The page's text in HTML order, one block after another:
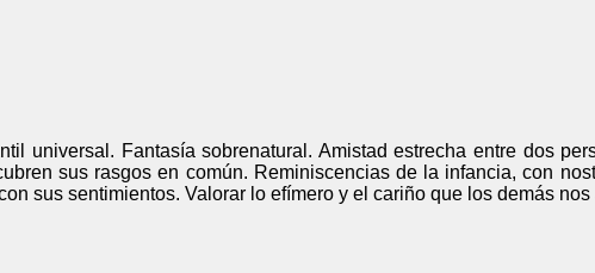
universal. Fantasía sobrenatural. Amistad estrecha entre dos
sus rasgos en común. Reminiscencias de la infancia, con
sus sentimientos. Valorar lo efímero y el cariño que los demás nos